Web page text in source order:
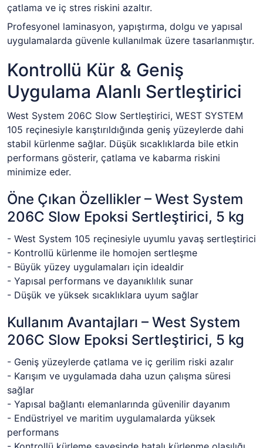
çatlama ve iç stres riskini azaltır.
Profesyonel laminasyon, yapıştırma, dolgu ve yapısal
uygulamalarda güvenle kullanılmak üzere tasarlanmıştır.
Kontrollü Kür & Geniş
Uygulama Alanlı Sertleştirici
West System 206C Slow Sertleştirici, WEST SYSTEM
105 reçinesiyle karıştırıldığında geniş yüzeylerde dahi
stabil kürlenme sağlar. Düşük sıcaklıklarda bile etkin
performans gösterir, çatlama ve kabarma riskini
minimize eder.
Öne Çıkan Özellikler – West System
206C Slow Epoksi Sertleştirici, 5 kg
- West System 105 reçinesiyle uyumlu yavaş sertleştirici
- Kontrollü kürlenme ile homojen sertleşme
- Büyük yüzey uygulamaları için idealdir
- Yapısal performans ve dayanıklılık sunar
- Düşük ve yüksek sıcaklıklara uyum sağlar
Kullanım Avantajları – West System
206C Slow Epoksi Sertleştirici, 5 kg
- Geniş yüzeylerde çatlama ve iç gerilim riski azalır
- Karışım ve uygulamada daha uzun çalışma süresi
sağlar
- Yapısal bağlantı elemanlarında güvenilir dayanım
- Endüstriyel ve maritim uygulamalarda yüksek
performans